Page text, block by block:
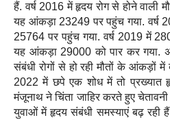
हैं. वर्ष 2016 में हृदय रोग से होने वाली
यह आंकड़ा 23249 पर पहुंच गया.
25764 पर पहुंच गया. वर्ष 2019 में
यह आंकड़ा 29000 को पार कर गया.
संबंधी रोगों से हो रही मौतों के आंकड़ों में
2022 में छपे एक शोध में तो प्रख्यात
मंजूनाथ ने चिंता जाहिर करते हुए चेतावनी
युवाओं में हृदय संबंधी समस्याएं बढ़ रही